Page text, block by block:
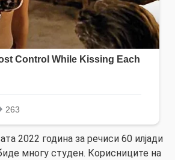
2022 година за речиси 60 илјади
многу студен. Корисниците на